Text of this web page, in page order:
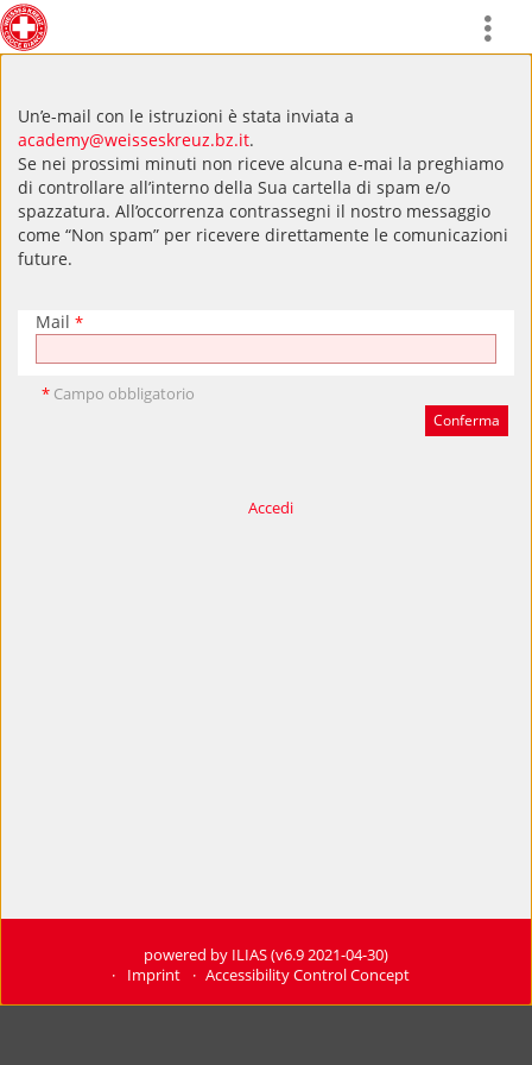
Un’e-mail con le istruzioni è stata inviata a
academy@weisseskreuz.bz.it.
Se nei prossimi minuti non riceve alcuna e-mai la preghiamo
di controllare all’interno della Sua cartella di spam e/o
spazzatura. All’occorrenza contrassegni il nostro messaggio
come “Non spam” per ricevere direttamente le comunicazioni
future.
Mail *
* Campo obbligatorio
Accedi
powered by ILIAS (v6.9 2021-04-30)
Imprint
Accessibility Control Concept